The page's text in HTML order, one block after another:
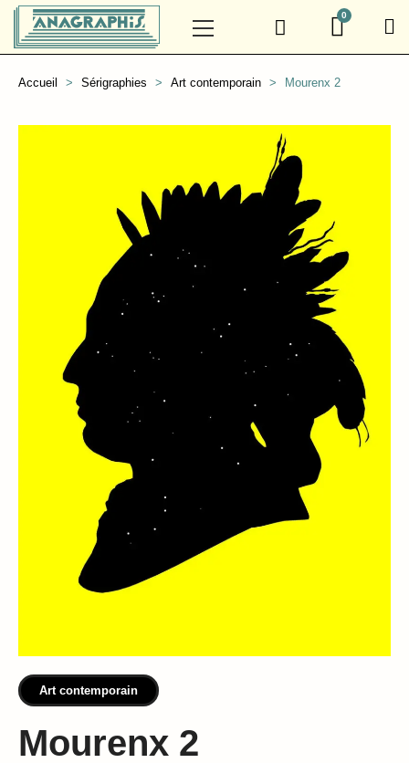
Accueil Sérigraphies Art contemporain Mourenx 2
Art contemporain
Mourenx 2